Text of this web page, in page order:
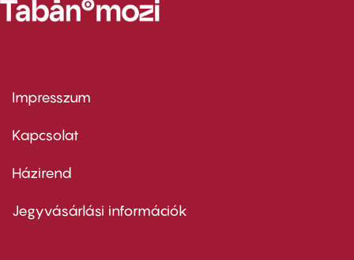
Footer
first
Impresszum
Kapcsolat
Footer
second
Házirend
Jegyvásárlási információk